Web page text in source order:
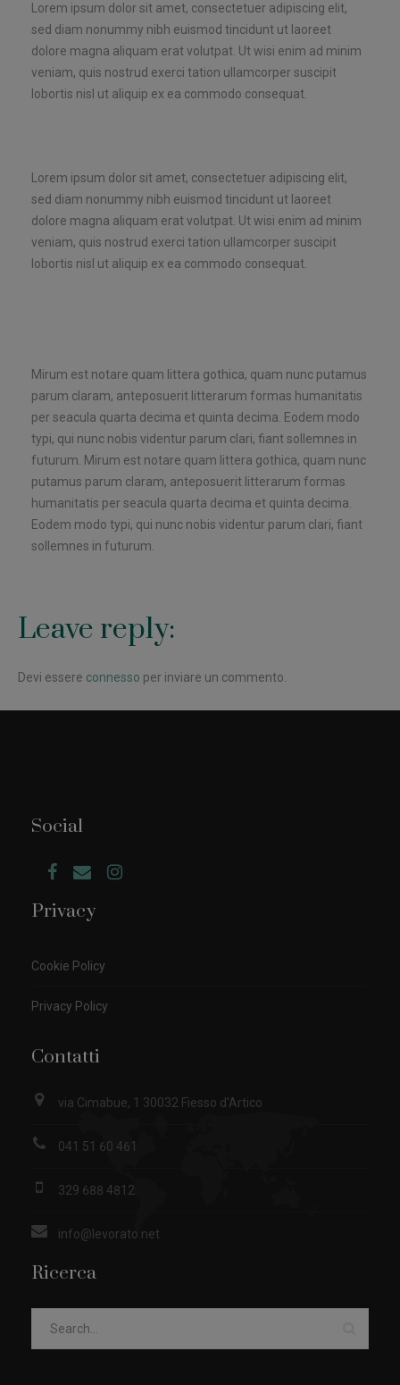
Lorem ipsum dolor sit amet, consectetuer adipiscing elit,
sed diam nonummy nibh euismod tincidunt ut laoreet
dolore magna aliquam erat volutpat. Ut wisi enim ad minim
veniam, quis nostrud exerci tation ullamcorper suscipit
lobortis nisl ut aliquip ex ea commodo consequat.
Lorem ipsum dolor sit amet, consectetuer adipiscing elit,
sed diam nonummy nibh euismod tincidunt ut laoreet
dolore magna aliquam erat volutpat. Ut wisi enim ad minim
veniam, quis nostrud exerci tation ullamcorper suscipit
lobortis nisl ut aliquip ex ea commodo consequat.
Mirum est notare quam littera gothica, quam nunc putamus
parum claram, anteposuerit litterarum formas humanitatis
per seacula quarta decima et quinta decima. Eodem modo
typi, qui nunc nobis videntur parum clari, fiant sollemnes in
futurum. Mirum est notare quam littera gothica, quam nunc
putamus parum claram, anteposuerit litterarum formas
humanitatis per seacula quarta decima et quinta decima.
Eodem modo typi, qui nunc nobis videntur parum clari, fiant
sollemnes in futurum.
Leave reply:
Devi essere connesso per inviare un commento.
Social
Privacy
Cookie Policy
Privacy Policy
Contatti
via Cimabue, 1 30032 Fiesso d'Artico
041 51 60 461
329 688 4812
info@levorato.net
Ricerca